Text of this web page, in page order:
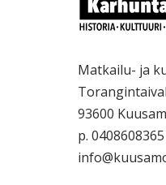
Matkailu- ja
93600
p. 0408608365